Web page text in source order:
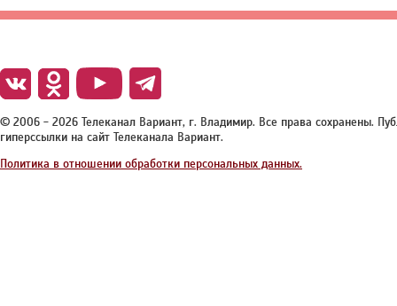
© 2006 - 2026 Телеканал Вариант, г. Владимир. Все права сохранены.
гиперссылки на сайт Телеканала Вариант.
Политика в отношении обработки персональных данных.